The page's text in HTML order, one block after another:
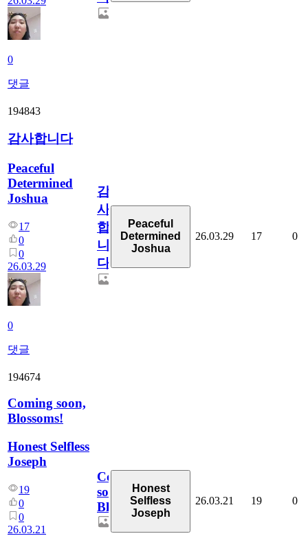
0
댓글
194843
감사합니다
Peaceful
Determined
Joshua
17
0
0
26.03.29
0
댓글
감
사
합
니
다
Peaceful
Determined
Joshua
26.03.29 17 0
194674
Coming soon,
Blossoms!
Honest Selfless
Joseph
19
0
0
26.03.21
Coming
soon,
Blossoms!
Honest
Selfless
Joseph
26.03.21 19 0